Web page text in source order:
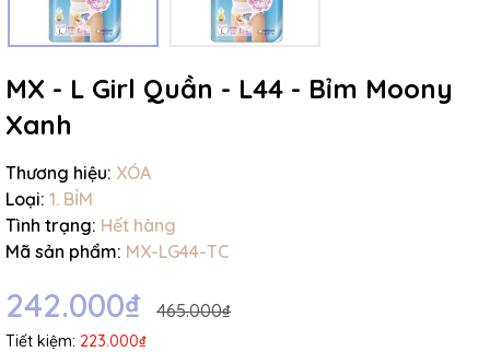
MX - L Girl Quần - L44 - Bỉm Moony
Xanh
Thương hiệu: XÓA
Loại: 1. BỈM
Tình trạng: Hết hàng
Mã sản phẩm: MX-LG44-TC
242.000₫ 465.000₫
Tiết kiệm: 223.000₫